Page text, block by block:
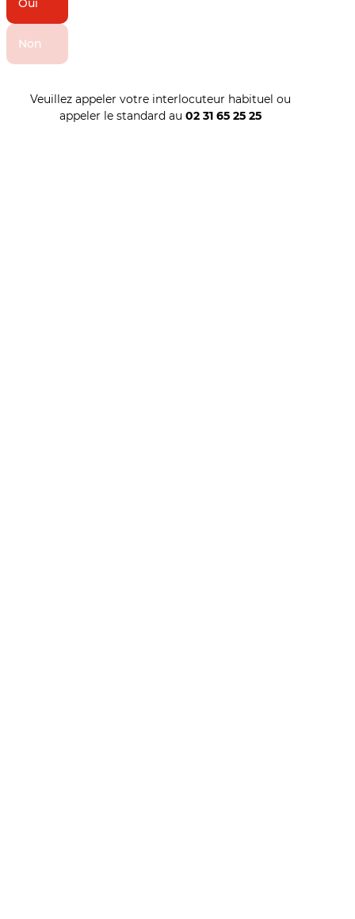
Oui
Non
Veuillez appeler votre interlocuteur habituel ou
appeler le standard au 02 31 65 25 25